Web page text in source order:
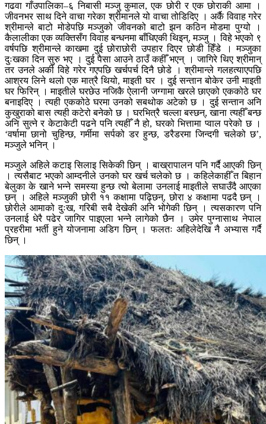
गढवा गाँउपालिका–६ निबासी मञ्जु कुमाल, एक छोरी र एक छोराकी आमा ।
जीवनभर साथ दिने वाचा गरेका श्रीमानले यो वाचा तोडिदिए । अर्कै विवाह गरेर
श्रीमान्ले बाटो मोडेपछि मञ्जुको जीवनको बाटो झन कठिन मोडमा पुग्यो ।
कैलालीका एक व्यक्तिसँग विवाह बन्धनमा बाँधिएकी थिइन्, मञ्जु । विहे भएको ९
वर्षपछि श्रीमान्ले काखमा दुई छोराछोरी उपहार दिएर छोडी हिँडे । मञ्जुका
दुःखका दिन सुरु भए । दुई पैसा आउने ठाउँ कहीँ भएन् । जागिरे थिए श्रीमान्
तर उनले अर्की विहे गरेर गएपछि खर्चपर्च दिनै छोडे । श्रीमान्ले गलहत्याएपछि
आश्रय लिने थलो एक मात्रै थियो, माइती घर । दुई सन्तान बोकेर उनी माइती
घर फिरिन् । माइतीले घरछेउ नजिकै ऐलानी जग्गामा खरले छाएको एककोठे घर
बनाइदिए । त्यही एककोठे घरमा उनको सबथोक अटेको छ । दुई सन्तान अनि
कुखुराको बास त्यही कटेरो बनेको छ । घरभित्रै चल्ला बस्छन्, खाना त्यहीँ बन्छ
अनि सुत्ने र केटाकेटी पढने पनि त्यहीँ नै हो, घरको भित्तामा प्वाल परेको छ ।
‘वर्षामा छानो चुहिन्छ, गर्मीमा सर्पको डर हुन्छ, डरैडरमा जिन्दगी चलेको छ’,
मञ्जुले भनिन् ।
मञ्जुले अहिले कटाइ सिलाइ सिकेकी छिन् । बाख्रापालन पनि गर्दै आएकी छिन्
। त्यसैबाट भएको आम्दनीले उनको घर खर्च चलेको छ । कहिलेकाहीँ त बिहान
बेलुका के खाने भन्ने समस्या हुन्छ त्यो बेलामा उनलाई माइतीले सघाउँदै आएका
छन् । अहिले मञ्जुकी छोरी ११ कक्षामा पढ्छिन्, छोरा ४ कक्षामा पढदै छन् ।
छोरीले आमाको दुःख, गरिबी सबै देखेकी अनि भोगेकी छिन् । त्यसकारण पनि
उनलाई धेरै पढेर जागिर पाइएला भन्ने लागेको छैन । उमेर पुग्नासाथ नेपाल
प्रहरीमा भर्ती हुने योजनामा अडिग छिन् । फलतः अहिलेदेखि नै अभ्यास गर्दै
छिन् ।